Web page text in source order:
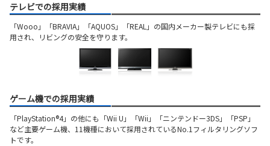
テレビでの採用実績
「Wooo」「BRAVIA」「AQUOS」「REAL」の国内メーカー製テレビにも採
用され、リビングの安全を守ります。
ゲーム機での採用実績
「PlayStation®4」の他にも「Wii U」「Wii」「ニンテンドー3DS」「PSP」
など主要ゲーム機、11機種において採用されているNo.1フィルタリングソフ
トです。